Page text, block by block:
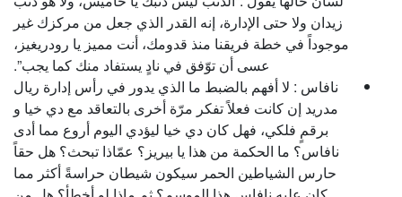
زيدان ولا حتى الإدارة، إنه القدر الذي جعل من مركزك غير
موجوداً في خطة فريقنا منذ قدومك، أنت مميز يا رودريغيز،
عسى أن توّفق في نادٍ يستفاد منك كما يجب”.
نافاس : لا أفهم بالضبط ما الذي يدور في رأس إدارة ريال
مدريد إن كانت فعلاً تفكر مرّة أخرى بالتعاقد مع دي خيا و
برقمٍ فلكي، فهل كان دي خيا ليؤدي اليوم أروع مما أدى
نافاس؟ ما الحكمة من هذا يا بيريز؟ عمّاذا تبحث؟ هل حقاً
حارس الشياطين الحمر سيكون شيطان حراسةً أكثر مما